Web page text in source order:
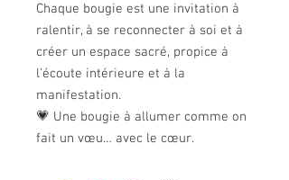
Chaque bougie est une invitation à
ralentir, à se reconnecter à soi et à
créer un espace sacré, propice à
l’écoute intérieure et à la
manifestation.
💗 Une bougie à allumer comme on
fait un vœu… avec le cœur.